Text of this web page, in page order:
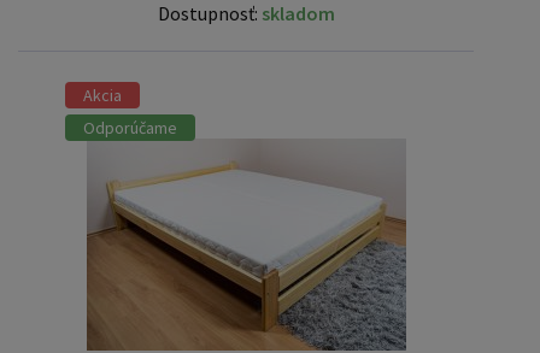
Dostupnosť: skladom
Akcia
Odporúčame